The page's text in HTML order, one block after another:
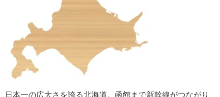
日本一の広大さを誇る北海道。函館まで新幹線がつながり